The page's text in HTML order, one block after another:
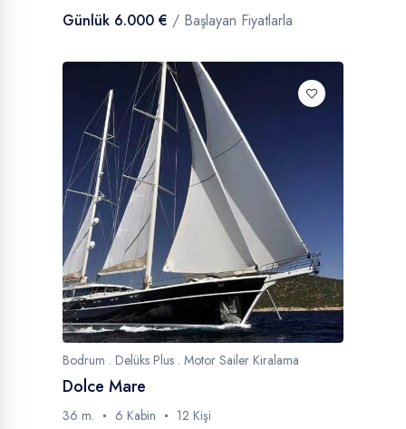
Günlük 6.000 € / Başlayan Fiyatlarla
Bodrum . Delüks Plus . Motor Sailer Kiralama
Dolce Mare
36 m. 6 Kabin 12 Kişi